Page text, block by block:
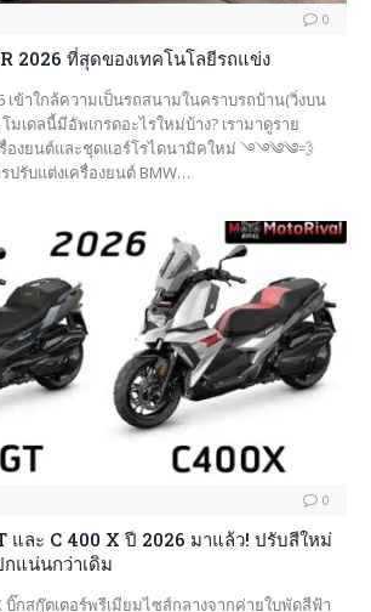
0
2026 ที่สุดของเทคโนโลยีรถแข่ง
เข้าใกล้ความเป็นรถสนามในคราบรถบ้าน(วิ่งบน
เดลนี้มีอัพเกรดอะไรใหม่บ้าง? เรามาดูราย
รื่องยนต์และชุดแอร์โรไดนามิคใหม่ ࿓࿓༄༄💨
ปรับแต่งเครื่องยนต์ BMW…
0
และ C 400 X ปี 2026 มาแล้ว! ปรับสีใหม่
แน่นกว่าเดิม
บิ๊กสกู๊ตเตอร์พรีเมียมไซส์กลางจากค่ายใบพัดสีฟ้า